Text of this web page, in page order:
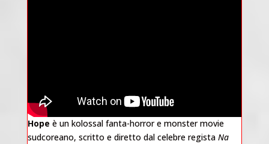
Hope è un kolossal fanta-horror e monster movie
sudcoreano, scritto e diretto dal celebre regista Na